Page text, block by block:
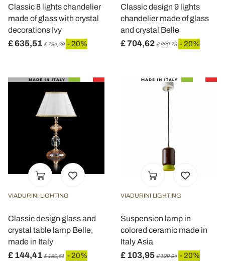
Classic 8 lights chandelier
made of glass with crystal
decorations Ivy
£ 635,51 £ 794,39 - 20%
Classic design 9 lights
chandelier made of glass
and crystal Belle
£ 704,62 £ 880,78 - 20%
VIADURINI LIGHTING
Classic design glass and
crystal table lamp Belle,
made in Italy
£ 144,41 £ 180,51 - 20%
VIADURINI LIGHTING
Suspension lamp in
colored ceramic made in
Italy Asia
£ 103,95 £ 129,94 - 20%